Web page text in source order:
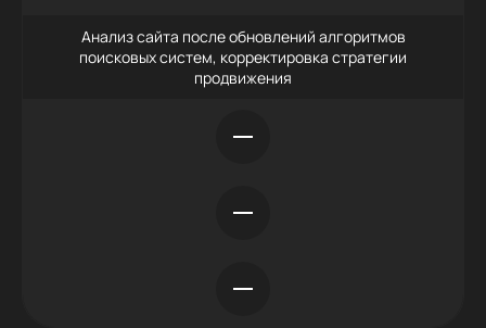
Анализ сайта после обновлений алгоритмов
поисковых систем, корректировка стратегии
продвижения